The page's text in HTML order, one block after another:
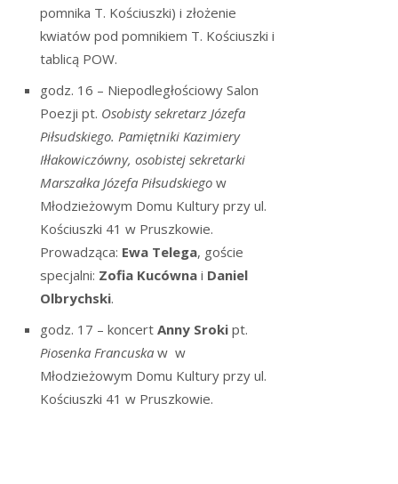
pomnika T. Kościuszki) i złożenie
kwiatów pod pomnikiem T. Kościuszki i
tablicą POW.
godz. 16 – Niepodległościowy Salon
Poezji pt. Osobisty sekretarz Józefa
Piłsudskiego. Pamiętniki Kazimiery
Iłłakowiczówny, osobistej sekretarki
Marszałka Józefa Piłsudskiego w
Młodzieżowym Domu Kultury przy ul.
Kościuszki 41 w Pruszkowie.
Prowadząca: Ewa Telega, goście
specjalni: Zofia Kucówna i Daniel
Olbrychski.
godz. 17 – koncert Anny Sroki pt.
Piosenka Francuska w w
Młodzieżowym Domu Kultury przy ul.
Kościuszki 41 w Pruszkowie.